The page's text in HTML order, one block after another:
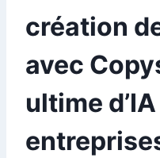
création
avec
ultime